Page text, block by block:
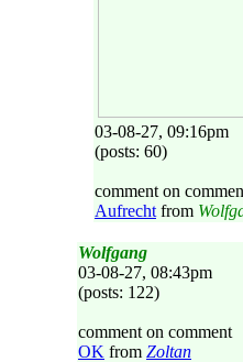
03-08-27, 09:16pm
(posts: 60)
comment on
Aufrecht from
Wolfgang
03-08-27, 08:43pm
(posts: 122)
comment on comment
OK from Zoltan